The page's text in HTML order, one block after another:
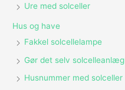
Ure med solceller
Hus og have
Fakkel solcellelampe
Gør det selv solcelleanlæg
Husnummer med solceller